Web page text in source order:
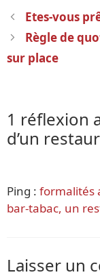
Navigation
des
articles
Etes-vous
Règle de
sur place
1 réflexion
d’un
Ping : formalités
bar-tabac, un
Laisser un